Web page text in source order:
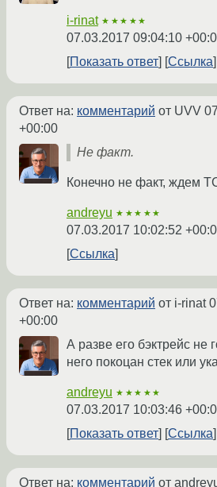
i-rinat ★★★★★
07.03.2017 09:04:10
Показать ответ
Ссылка
Ответ на: комментарий от UVV
+00:00
Не факт.
Конечно не факт, ждем
andreyu ★★★★★
07.03.2017 10:02:52
Ссылка
Ответ на: комментарий от i-rinat
+00:00
А разве его бэктрейс не
него покоцан стек или
andreyu ★★★★★
07.03.2017 10:03:46
Показать ответ
Ссылка
Ответ на: комментарий от